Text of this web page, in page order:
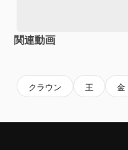
関連動画
クラウン 王 金